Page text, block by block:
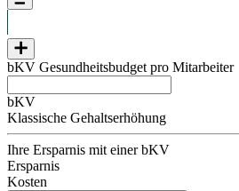
bKV Gesundheitsbudget pro Mitarbeiter
bKV
Klassische Gehaltserhöhung
Ihre Ersparnis mit einer bKV
Ersparnis
Kosten